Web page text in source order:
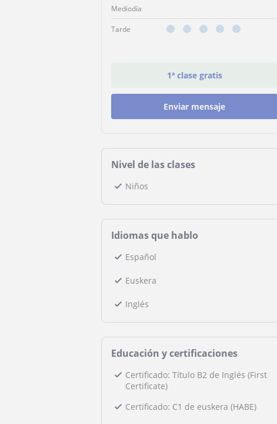
Mediodía
Tarde
1ª clase gratis
Enviar mensaje
Nivel de las clases
Niños
Idiomas que hablo
Español
Euskera
Inglés
Educación y certificaciones
Certificado: Título B2 de Inglés (First
Certificate)
Certificado: C1 de euskera (HABE)